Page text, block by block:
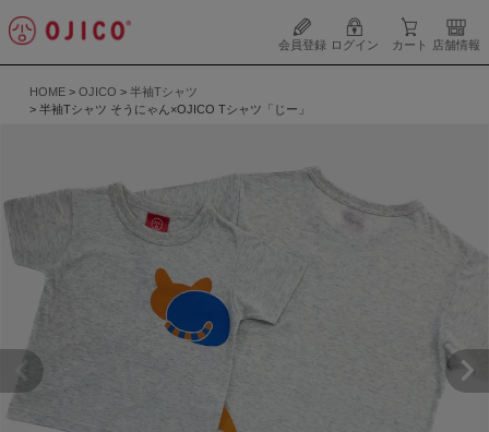
会員登録 ログイン カート 店舗情報
HOME OJICO
半袖Tシャツ
半袖Tシャツ そうにゃん×OJICO Tシャツ「じー」